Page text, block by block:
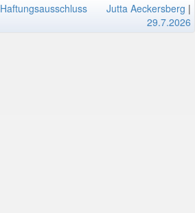
Haftungsausschluss Jutta Aeckersberg |
29.7.2026